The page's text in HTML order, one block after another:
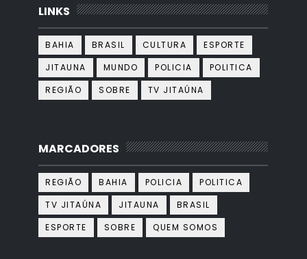
LINKS
BAHIA BRASIL CULTURA
ESPORTE
JITAUNA
MUNDO POLICIA
POLITICA
REGIÃO
SOBRE TV JITAÚNA
MARCADORES
REGIÃO BAHIA POLICIA
POLITICA
TV JITAÚNA
JITAUNA
BRASIL
ESPORTE
SOBRE QUEM SOMOS